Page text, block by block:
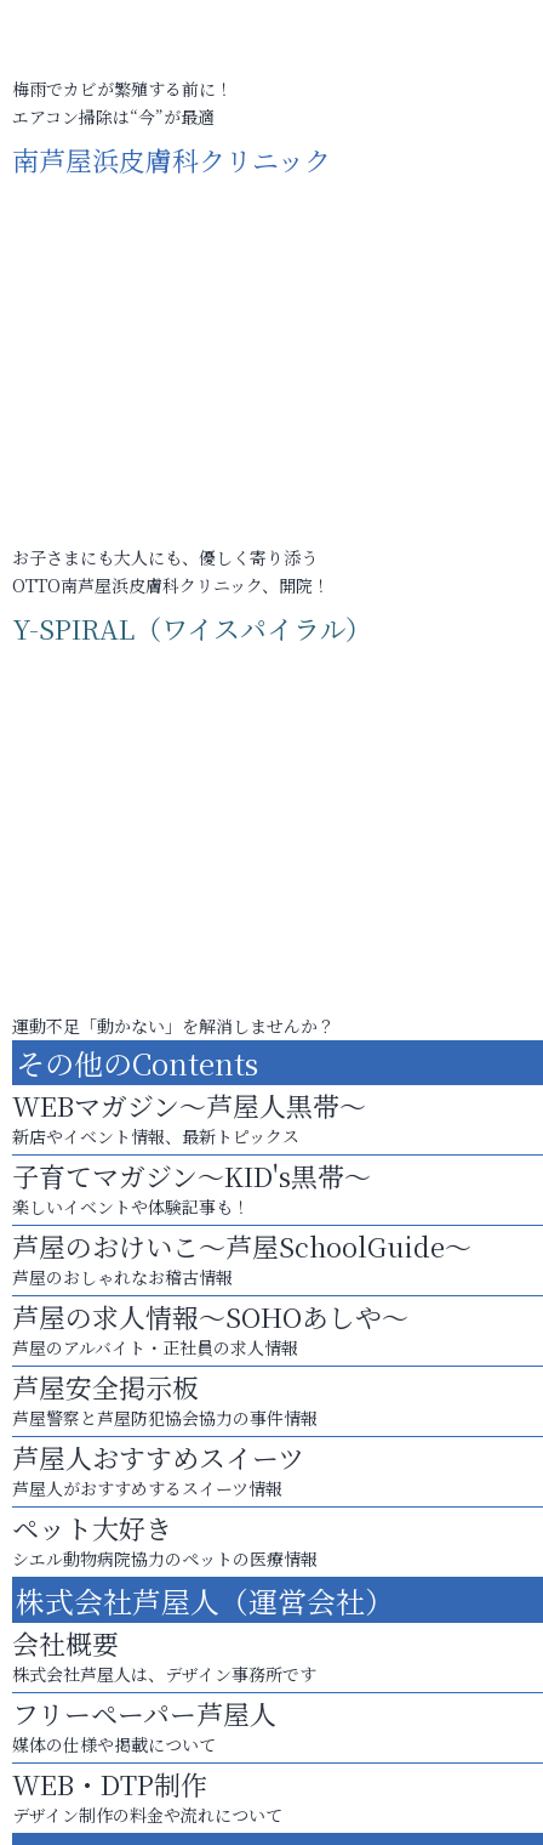
梅雨でカビが繁殖する前に！
エアコン掃除は“今”が最適
南芦屋浜皮膚科クリニック
お子さまにも大人にも、優しく寄り添う
OTTO南芦屋浜皮膚科クリニック、開院！
Y-SPIRAL（ワイスパイラル）
運動不足「動かない」を解消しませんか？
その他のContents
WEBマガジン～芦屋人黒帯～
新店やイベント情報、最新トピックス
子育てマガジン～KID's黒帯～
楽しいイベントや体験記事も！
芦屋のおけいこ～芦屋SchoolGuide～
芦屋のおしゃれなお稽古情報
芦屋の求人情報～SOHOあしや～
芦屋のアルバイト・正社員の求人情報
芦屋安全掲示板
芦屋警察と芦屋防犯協会協力の事件情報
芦屋人おすすめスイーツ
芦屋人がおすすめするスイーツ情報
ペット大好き
シエル動物病院協力のペットの医療情報
株式会社芦屋人（運営会社）
会社概要
株式会社芦屋人は、デザイン事務所です
フリーペーパー芦屋人
媒体の仕様や掲載について
WEB・DTP制作
デザイン制作の料金や流れについて